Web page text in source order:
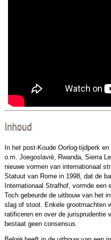
Inhoud
In het post-Koude Oorlog-tijdperk
o.m. Joegoslavië, Rwanda, Sierra
nieuwe vormen van internationaal
Statuut van Rome in 1998, dat de
Internationaal Strafhof, vormde een
Toch gebeurde de uitbouw van het
slag of stoot. Enkele grootmachten
ratificeren en over de jurisprudentie
bestaat geen consensus.